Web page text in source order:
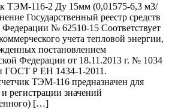
ТЭМ-116-2 Ду 15мм (0,01575-6,3 м3/
Государственный реестр средств
№ 62510-15 Соответствует
учета тепловой энергии,
постановлением
Федерации от 18.11.2013 г. № 1034
ГОСТ Р ЕН 1434-1-2011.
ТЭМ-116 предназначен для
регистрации значений
[…]